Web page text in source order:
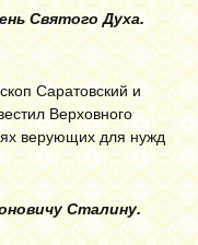
Святого Духа.
Саратовский и
Верховного
верующих для нужд
Сталину.